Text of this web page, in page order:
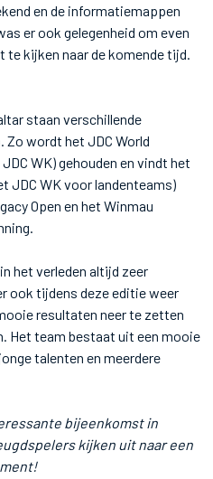
en de informatiemappen
er ook gelegenheid om even
kijken naar de komende tijd.
staan verschillende
wordt het JDC World
WK) gehouden en vindt het
JDC WK voor landenteams)
Open en het Winmau
het verleden altijd zeer
ook tijdens deze editie weer
resultaten neer te zetten
Het team bestaat uit een mooie
talenten en meerdere
bijeenkomst in
kijken uit naar een